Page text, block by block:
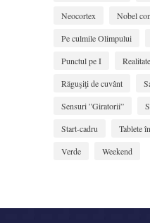
Neocortex
Nobel
Pe culmile Olimpului
Punctul pe I
Răguşiţi de cuvânt
Sensuri ”Giratorii”
Start-cadru
Tablete
Verde
Weekend